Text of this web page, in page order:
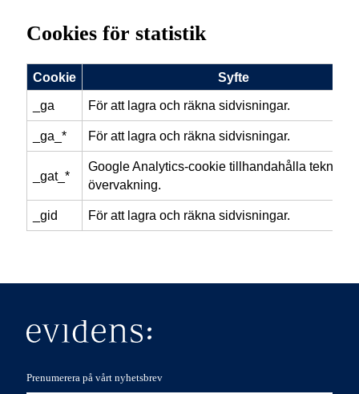
Cookies för statistik
Cookie
Syfte
_ga
För att lagra och räkna sidvisningar.
_ga_* För att lagra och räkna sidvisningar.
_gat_*
Google Analytics-cookie tillhandahålla teknisk
övervakning.
_gid För att lagra och räkna sidvisningar.
Prenumerera på vårt nyhetsbrev